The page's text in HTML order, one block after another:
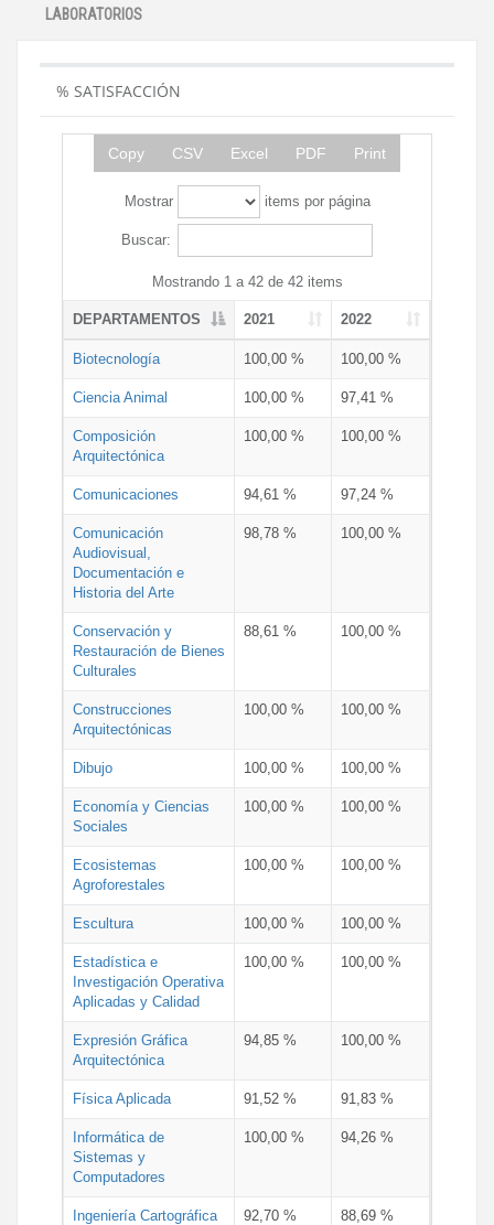
LABORATORIOS
% SATISFACCIÓN
Copy CSV Excel PDF Print
Mostrar items por página
Buscar:
Mostrando 1 a 42 de 42 items
DEPARTAMENTOS 2021 2022
Biotecnología 100,00 % 100,00 %
Ciencia Animal 100,00 % 97,41 %
Composición
Arquitectónica
100,00 % 100,00 %
Comunicaciones 94,61 % 97,24 %
Comunicación
Audiovisual,
Documentación e
Historia del Arte
98,78 % 100,00 %
Conservación y
Restauración de Bienes
Culturales
88,61 % 100,00 %
Construcciones
Arquitectónicas
100,00 % 100,00 %
Dibujo 100,00 % 100,00 %
Economía y Ciencias
Sociales
100,00 % 100,00 %
Ecosistemas
Agroforestales
100,00 % 100,00 %
Escultura 100,00 % 100,00 %
Estadística e
Investigación Operativa
Aplicadas y Calidad
100,00 % 100,00 %
Expresión Gráfica
Arquitectónica
94,85 % 100,00 %
Física Aplicada 91,52 % 91,83 %
Informática de
Sistemas y
Computadores
100,00 % 94,26 %
Ingeniería Cartográfica
92,70 % 88,69 %